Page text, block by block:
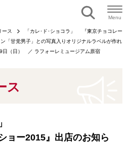
Menu
ース
「カレ･ド･ショコラ」 『東京チョコレー
「甘党男子」との写真入りオリジナルラベルが作れ
（日） ／ ラフォーレミュージアム原宿
ス
」
ョー2015』出店のお知ら